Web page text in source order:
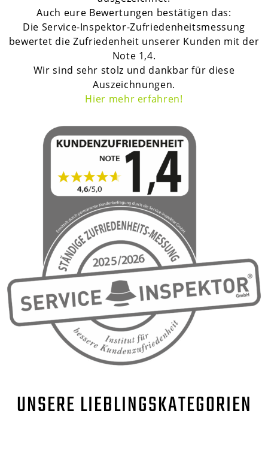
Auch eure Bewertungen bestätigen das:
Die Service-Inspektor-Zufriedenheitsmessung
bewertet die Zufriedenheit unserer Kunden mit der
Note 1,4.
Wir sind sehr stolz und dankbar für diese
Auszeichnungen.
Hier mehr erfahren!
UNSERE LIEBLINGSKATEGORIEN